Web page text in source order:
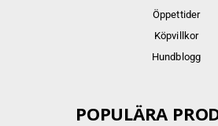
Öppettider
Köpvillkor
Hundblogg
POPULÄRA